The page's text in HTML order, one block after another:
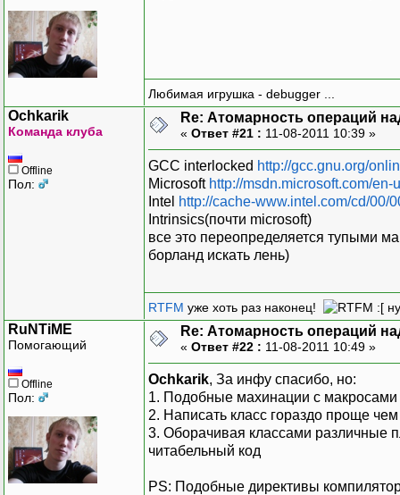
Любимая игрушка - debugger ...
Ochkarik
Команда клуба
Offline
Пол:
Re: Атомарность операций
« Ответ #21 : 11-08-2011 10:39 »
GCC interlocked http://gcc.gnu.org/
Microsoft http://msdn.microsoft.com/
Intel http://cache-www.intel.com/cd/00/
Intrinsics(почти microsoft)
все это переопределяется тупыми
борланд искать лень)
RTFM уже хоть раз наконец! :[
RuNTiME
Помогающий
Offline
Пол:
Re: Атомарность операций
« Ответ #22 : 11-08-2011 10:49 »
Ochkarik, За инфу спасибо, но:
1. Подобные махинации с
2. Написать класс гораздо проще
3. Оборачивая классами различные
читабельный код
PS: Подобные директивы